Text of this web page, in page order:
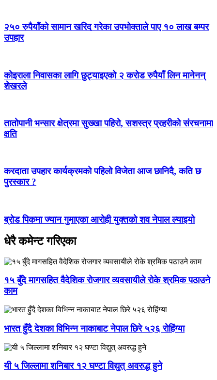
२५० रुपैयाँको सामान खरिद गरेका उपभोक्ताले पाए १० लाख बम्पर
उपहार
कोइराला निवासका लागि छुट्याइएको २ करोड रुपैयाँ लिन मानेनन्
शेखरले
तातोपानी भन्सार क्षेत्रमा सुख्खा पहिरो, सशस्त्र प्रहरीको संरचनामा
क्षति
करदाता उपहार कार्यक्रमको पहिलो विजेता आज छानिदै, कति छ
पुरस्कार ?
ब्रोड पिकमा ज्यान गुमाएका आरोही युक्तको शव नेपाल ल्याइयो
धेरै कमेन्ट गरिएका
१५ बुँदे मागसहित वैदेशिक रोजगार व्यवसायीले रोके श्रमिक पठाउने
काम
भारत हुँदै देशका विभिन्न नाकाबाट नेपाल छिरे ५२६ रोहिंग्या
यी ५ जिल्लामा शनिबार १२ घण्टा विद्युत् अवरुद्ध हुने